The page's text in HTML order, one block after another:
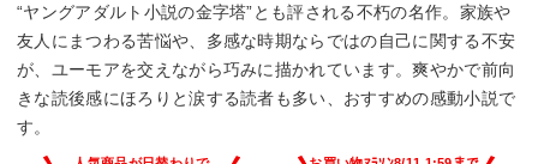
“ヤングアダルト小説の金字塔”とも評される不朽の名作。家族や
友人にまつわる苦悩や、多感な時期ならではの自己に関する不安
が、ユーモアを交えながら巧みに描かれています。爽やかで前向
きな読後感にほろりと涙する読者も多い、おすすめの感動小説で
す。